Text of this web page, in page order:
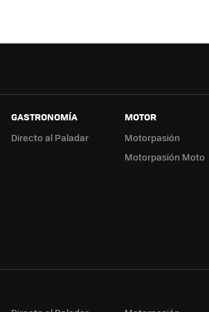
GASTRONOMÍA
Directo al Paladar
MOTOR
Motorpasión
Motorpasión Moto